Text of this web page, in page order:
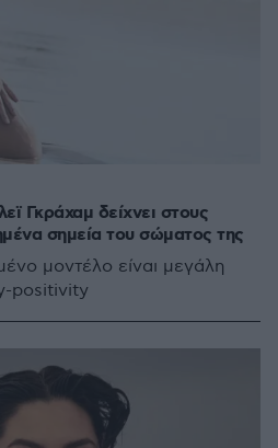
Γκράχαμ δείχνει στους
σημεία του σώματος της
μοντέλο είναι μεγάλη
positivity